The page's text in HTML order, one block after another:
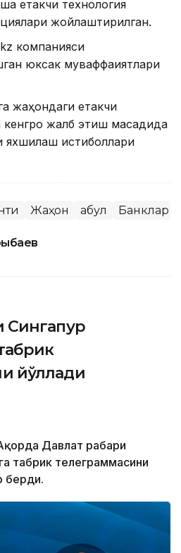
етакчи технология
жойлаштирилган.
компанияси
юксак муваффақиятлари
жаҳондаги етакчи
жалб этиш мақсадида
истиқболлари
Жаҳон Қабул Банклар
Сингапур
йўллади
Давлат раҳбари
табрик телеграммасини
берди.